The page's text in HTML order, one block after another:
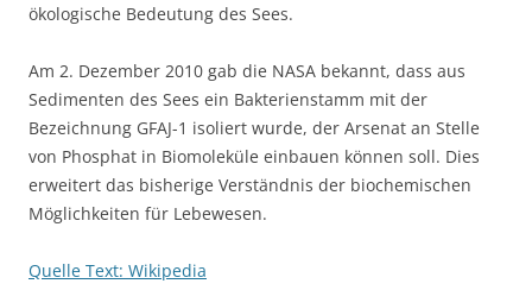
ökologische Bedeutung des Sees.
Am 2. Dezember 2010 gab die NASA bekannt, dass aus
Sedimenten des Sees ein Bakterienstamm mit der
Bezeichnung GFAJ-1 isoliert wurde, der Arsenat an Stelle
von Phosphat in Biomoleküle einbauen können soll. Dies
erweitert das bisherige Verständnis der biochemischen
Möglichkeiten für Lebewesen.
Quelle Text: Wikipedia